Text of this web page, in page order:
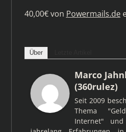
40,00€ von Powermails.de
Über
Marco
(360rulez)
Seit 2009
Thema
Internet"